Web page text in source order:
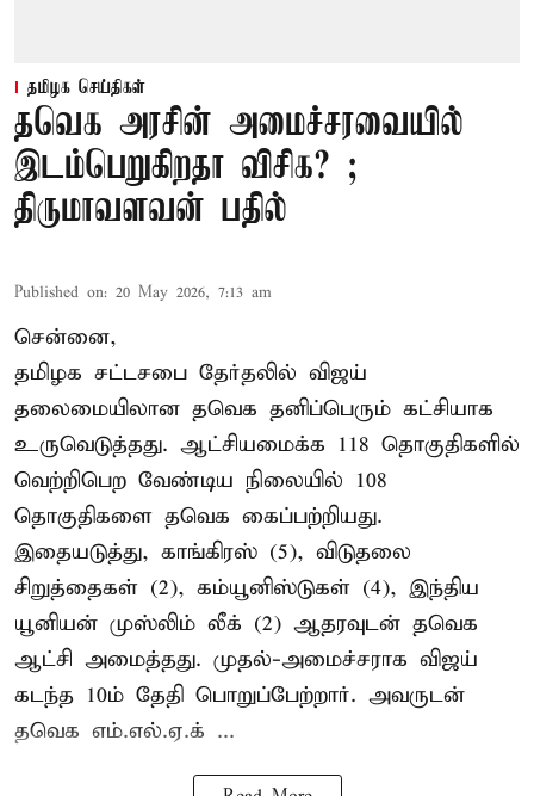
தமிழக செய்திகள்
தவெக அரசின் அமைச்சரவையில்
இடம்பெறுகிறதா விசிக? ;
திருமாவளவன் பதில்
Published on: 20 May 2026, 7:13 am
சென்னை,
தமிழக சட்டசபை தேர்தலில் விஜய்
தலைமையிலான தவெக தனிப்பெரும் கட்சியாக
உருவெடுத்தது. ஆட்சியமைக்க 118 தொகுதிகளில்
வெற்றிபெற வேண்டிய நிலையில் 108
தொகுதிகளை தவெக கைப்பற்றியது.
இதையடுத்து, காங்கிரஸ் (5), விடுதலை
சிறுத்தைகள் (2), கம்யூனிஸ்டுகள் (4), இந்திய
யூனியன் முஸ்லிம் லீக் (2) ஆதரவுடன் தவெக
ஆட்சி அமைத்தது. முதல்-அமைச்சராக விஜய்
கடந்த 10ம் தேதி பொறுப்பேற்றார். அவருடன்
தவெக எம்.எல்.ஏ.க் ...